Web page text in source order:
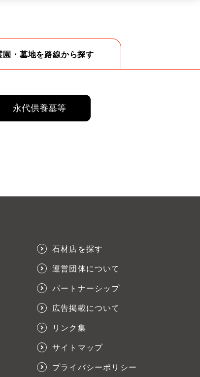
園・墓地を路線から探す
永代供養墓等
石材店を探す
運営団体について
パートナーシップ
広告掲載について
リンク集
サイトマップ
プライバシーポリシー